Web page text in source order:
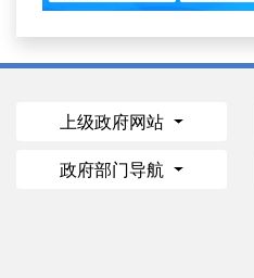
上级政府网站
政府部门导航